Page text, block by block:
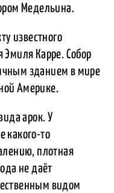
Медельина.
известного
Эмиля Карре. Собор
зданием в мире
Америке.
арок. У
какого-то
плотная
не даёт
видом